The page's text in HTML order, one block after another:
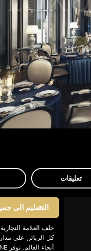
تعليقات
التسليم الى